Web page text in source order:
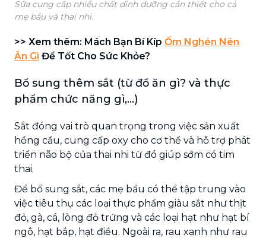
Sữa cung cấp nhiều chất dinh dưỡng cần thiết cho cả
mẹ bầu và thai nhi.
>> Xem thêm: Mách Bạn Bí Kíp Ốm Nghén Nên
Ăn Gì Để Tốt Cho Sức Khỏe?
Bổ sung thêm sắt (từ đồ ăn gì? và thực
phẩm chức năng gì,...)
Sắt đóng vai trò quan trọng trong việc sản xuất
hồng cầu, cung cấp oxy cho cơ thể và hỗ trợ phát
triển não bộ của thai nhi từ đó giúp sớm có tim
thai.
Để bổ sung sắt, các mẹ bầu có thể tập trung vào
việc tiêu thụ các loại thực phẩm giàu sắt như thịt
đỏ, gà, cá, lòng đỏ trứng và các loại hạt như hạt bí
ngô, hạt bắp, hạt điều. Ngoài ra, rau xanh như rau